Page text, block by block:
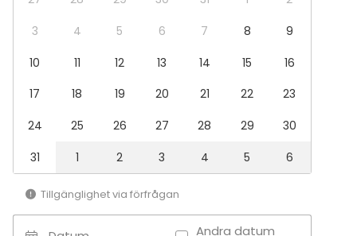
Julbord / Julfest
Lokal
Bastu
Aktivitetslokal
3
4 5 6 7 8
9
10
11 12 13 14 15
16
17
18 19 20 21 22
23
24
25 26 27 28 29
30
31
1 2 3 4 5 6
Tillgänglighet via förfrågan
Andra datum